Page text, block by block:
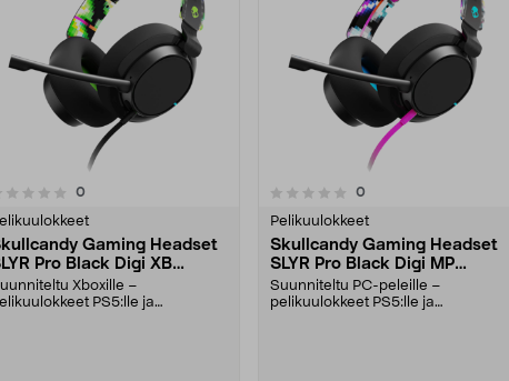
0
Gaming Headset
Pro Black Digi XB
Xboxille –
PS5:lle ja
0.0 viidestä
0
Pelikuulokkeet
Skullcandy Gaming Headset
SLYR Pro Black Digi MP
Pelikuulokkeet
Suunniteltu PC-peleille –
pelikuulokkeet PS5:lle ja
0.0 viidestä